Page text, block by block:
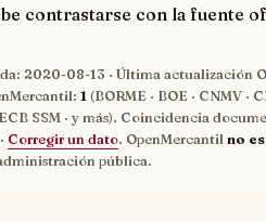
contrastarse con la fuente
2020-08-13 · Última actualización
1 (BORME · BOE · CNMV ·
ECB SSM · y más). Coincidencia
· Corregir un dato. OpenMercantil no
pública.